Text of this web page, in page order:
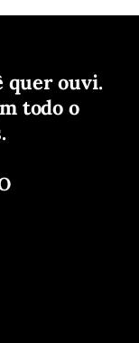
quer ouvi.
todo o